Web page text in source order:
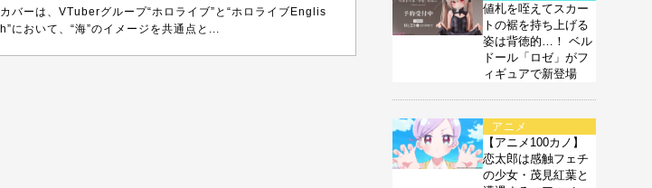
カバーは、VTuberグループ“ホロライブ”と“ホロライブEnglis
h”において、“海”のイメージを共通点と...
値札を咥えてスカー
トの裾を持ち上げる
姿は背徳的…！ ベル
ドール「ロゼ」がフ
ィギュアで新登場
アニメ
【アニメ100カノ】
恋太郎は感触フェチ
の少女・茂見紅葉と